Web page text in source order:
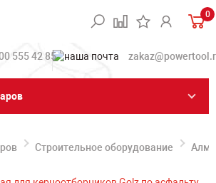
0
555 42 85
Строительное оборудование